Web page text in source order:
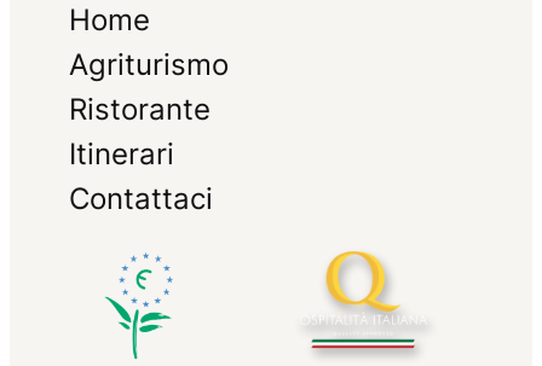
Home
Agriturismo
Ristorante
Itinerari
Contattaci